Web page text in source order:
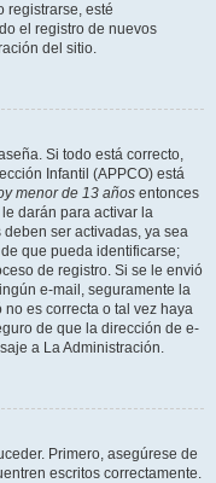
registrarse, esté
el registro de nuevos
del sitio.
Si todo está correcto,
Infantil (APPCO) está
menor de 13 años entonces
darán para activar la
ser activadas, ya sea
que pueda identificarse;
de registro. Si se le envió
e-mail, seguramente la
es correcta o tal vez haya
de que la dirección de e-
a La Administración.
Primero, asegúrese de
escritos correctamente.